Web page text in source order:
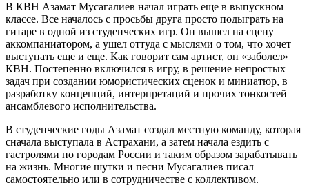
В КВН Азамат Мусагалиев начал играть еще в выпускном
классе. Все началось с просьбы друга просто подыграть на
гитаре в одной из студенческих игр. Он вышел на сцену
аккомпаниатором, а ушел оттуда с мыслями о том, что хочет
выступать еще и еще. Как говорит сам артист, он «заболел»
КВН. Постепенно включился в игру, в решение непростых
задач при создании юмористических сценок и миниатюр, в
разработку концепций, интерпретаций и прочих тонкостей
ансамблевого исполнительства.
В студенческие годы Азамат создал местную команду, которая
сначала выступала в Астрахани, а затем начала ездить с
гастролями по городам России и таким образом зарабатывать
на жизнь. Многие шутки и песни Мусагалиев писал
самостоятельно или в сотрудничестве с коллективом.